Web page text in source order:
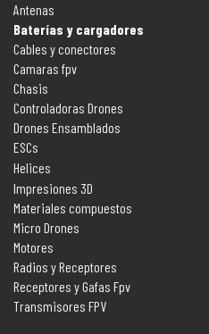
Antenas
Baterías y cargadores
Cables y conectores
Camaras fpv
Chasis
Controladoras Drones
Drones Ensamblados
ESCs
Helices
Impresiones 3D
Materiales compuestos
Micro Drones
Motores
Radios y Receptores
Receptores y Gafas Fpv
Transmisores FPV